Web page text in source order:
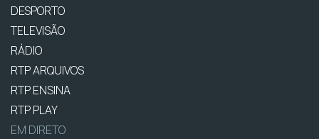
DESPORTO
TELEVISÃO
RÁDIO
RTP ARQUIVOS
RTP ENSINA
RTP PLAY
EM DIRETO